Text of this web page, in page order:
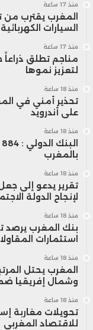
منذ 17 ساعة
المغرب يقترب
السيارات الكهربائية
منذ 17 ساعة
مناجم تطلق ذراعاً
لتعزيز نموها
منذ 18 ساعة
على أندرويد
منذ 18 ساعة
بالمغرب
منذ 18 ساعة
تقرير يدعو إلى
لإنجاح الدولة
منذ 18 ساعة
بنك المغرب يرصد
استثمارات
منذ 18 ساعة
المغرب يحتل
وشمال إفريقيا
منذ 18 ساعة
للاقتصاد المغربي